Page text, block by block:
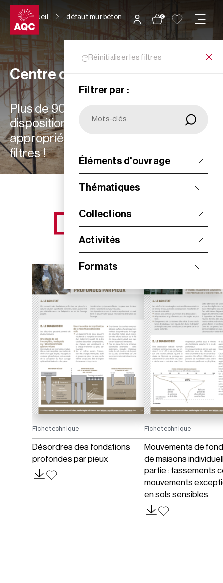
Panneau de gestion des cookies
0
Accueil défaut mur béton
Réinitialiser les filtres
Filtrer par :
Éléments d'ouvrage
Thématiques
Collections
Activités
Formats
Centre de ressources
Plus de 900 ressources à votre
disposition : choisissez les plus
appropriées à vos besoins grâce aux
filtres !
NOS NOUVEAUTÉS
Fiche technique
Désordres des fondations
profondes par pieux
Fiche technique
Mouvements de
de maisons
partie : tassements
mouvements
en sols sensibles